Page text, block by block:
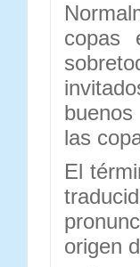
copas
las
El
origen